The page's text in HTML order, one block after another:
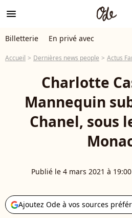
menu
Billetterie En privé avec
Accueil Dernières news people Actus
Charlotte
Mannequin
Chanel, sous
Publié le 4 mars 2021 à 19:00
Ajoutez Ode à vos sources